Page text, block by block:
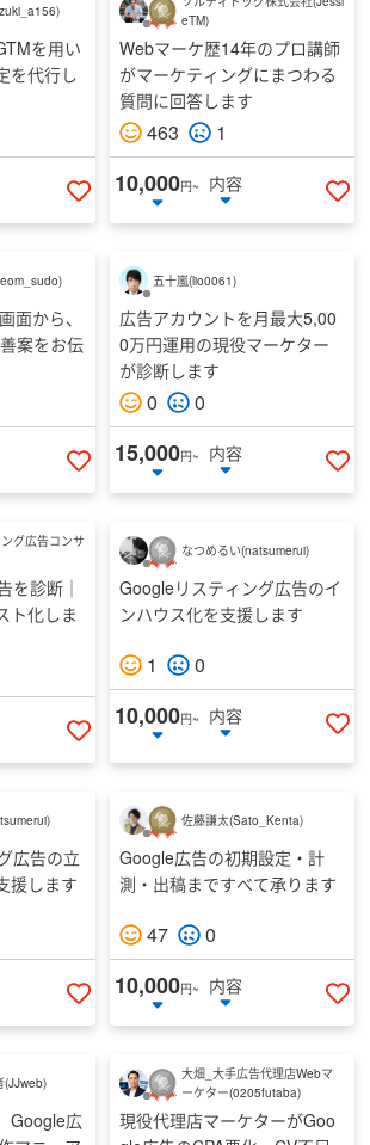
)
を用い
を代行し
いいねする
eTM)
Webマーケ歴14年のプロ講師
がマーケティングにまつわる
質問に回答します
463 1
10,000円~
内容
い
)
面から、
案をお伝
いいねする
五十嵐(lio0061)
広告アカウントを月最大5,00
0万円運用の現役マーケター
が診断します
0 0
15,000円~
内容
い
グ広告コンサ
を診断｜
ト化しま
いいねする
なつめるい(natsumerui)
Googleリスティング広告のイ
ンハウス化を支援します
1 0
10,000円~
内容
い
)
広告の立
援します
いいねする
佐藤謙太(Sato_Kenta)
Google広告の初期設定・計
測・出稿まですべて承ります
47 0
10,000円~
内容
い
(JJweb)
Google広
大畑_大手広告代理店Webマ
ーケター(0205futaba)
現役代理店マーケターがGoo